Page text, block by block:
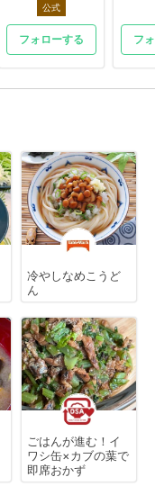
公式
フォローする フ
冷やしなめこうど
ん
ごはんが進む！イ
ワシ缶×カブの葉で
即席おかず